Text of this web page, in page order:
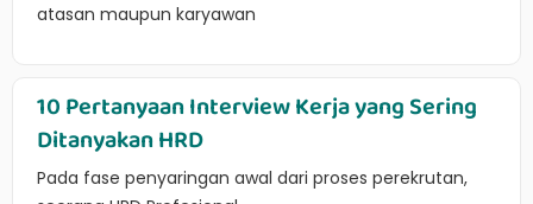
atasan maupun karyawan
10 Pertanyaan Interview Kerja yang Sering
Ditanyakan HRD
Pada fase penyaringan awal dari proses perekrutan,